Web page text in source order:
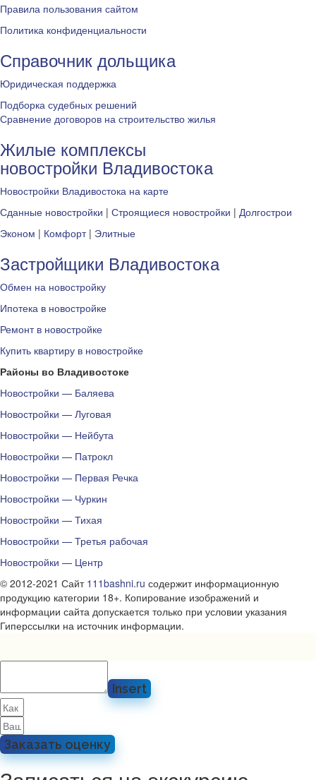
Правила пользования сайтом
Политика конфиденциальности
Справочник дольщика
Юридическая поддержка
Подборка судебных решений
Сравнение договоров на строительство жилья
Жилые комплексы
новостройки Владивостока
Новостройки Владивостока на карте
Сданные новостройки | Строящиеся новостройки | Долгострои
Эконом | Комфорт| Элитные
Застройщики Владивостока
Обмен на новостройку
Ипотека в новостройке
Ремонт в новостройке
Купить квартиру в новостройке
Районы во Владивостоке
Новостройки — Баляева
Новостройки — Луговая
Новостройки — Нейбута
Новостройки — Патрокл
Новостройки — Первая Речка
Новостройки — Чуркин
Новостройки — Тихая
Новостройки — Третья рабочая
Новостройки — Центр
© 2012-2021 Сайт 111bashni.ru содержит информационную
продукцию категории 18+. Копирование изображений и
информации сайта допускается только при условии указания
Гиперссылки на источник информации.
Insert
Заказать оценку